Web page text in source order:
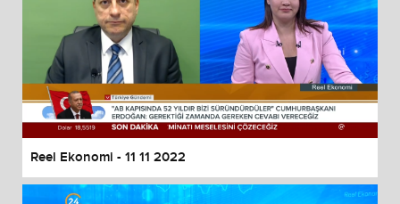
Reel Ekonomi - 11 11 2022